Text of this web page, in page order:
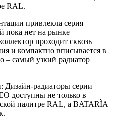
RAL.
привлекла серия
пока нет на рынке
проходит сквозь
и компактно вписывается в
– самый узкий радиатор
Дизайн-радиаторы серии
доступны не только в
палитре RAL, а BATARÌA